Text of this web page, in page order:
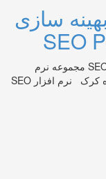
سازی
SEO
دانلود نرم افزار سئو و بهینه سازی SEO PowerSuite مجموعه نرم
افزار SEO PowerSuite Enterprise 2017 بهمراه کرک نرم افزار SEO